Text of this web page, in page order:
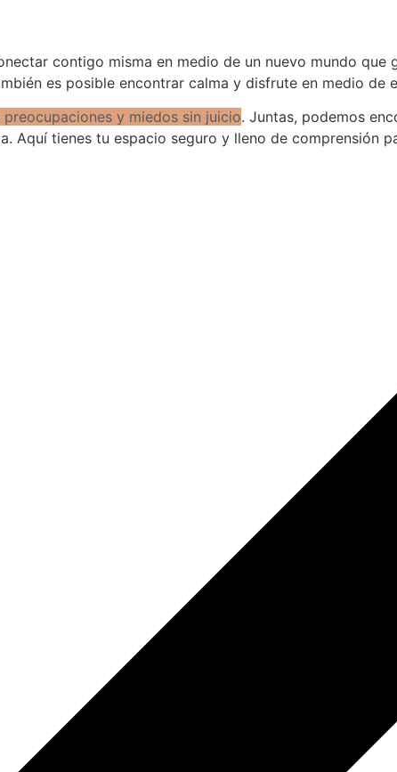
contigo misma en medio de un nuevo mundo que
es posible encontrar calma y disfrute en medio de
y miedos sin juicio. Juntas, podemos
tienes tu espacio seguro y lleno de comprensión